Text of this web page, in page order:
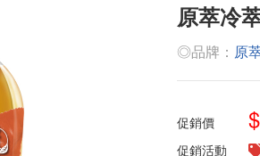
原萃冷
◎品牌： 原
促銷價 $
促銷活動